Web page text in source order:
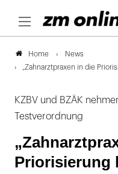
Home
News
„Zahnarztpraxen in die
KZBV und BZÄK
Testverordnung
Priorisierung